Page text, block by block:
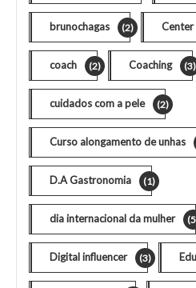
brunochagas (2) Center
coach (2) Coaching (3)
cuidados com a pele (2)
Curso alongamento de unhas
D.A Gastronomia (1)
dia internacional da mulher
Digital influencer (3)